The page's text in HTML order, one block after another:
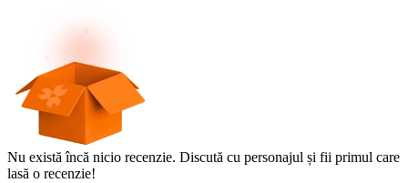
Nu există încă nicio recenzie. Discută cu personajul și fii primul care
lasă o recenzie!